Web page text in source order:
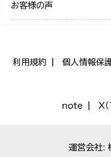
お客様の声
利用規約 個人情報保
note X
運営会社: